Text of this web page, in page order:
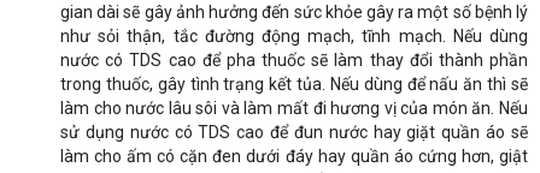
gian dài sẽ gây ảnh hưởng đến sức khỏe gây ra một số bệnh lý
như sỏi thận, tắc đường động mạch, tĩnh mạch. Nếu dùng
nước có TDS cao để pha thuốc sẽ làm thay đổi thành phần
trong thuốc, gây tình trạng kết tủa. Nếu dùng để nấu ăn thì sẽ
làm cho nước lâu sôi và làm mất đi hương vị của món ăn. Nếu
sử dụng nước có TDS cao để đun nước hay giặt quần áo sẽ
làm cho ấm có cặn đen dưới đáy hay quần áo cứng hơn, giật